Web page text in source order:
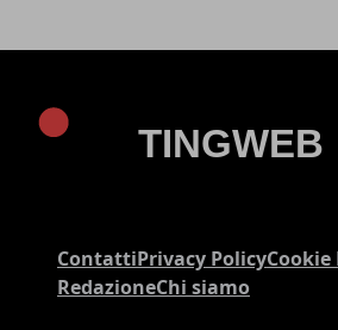
ContattiPrivacy PolicyCookie
RedazioneChi siamo